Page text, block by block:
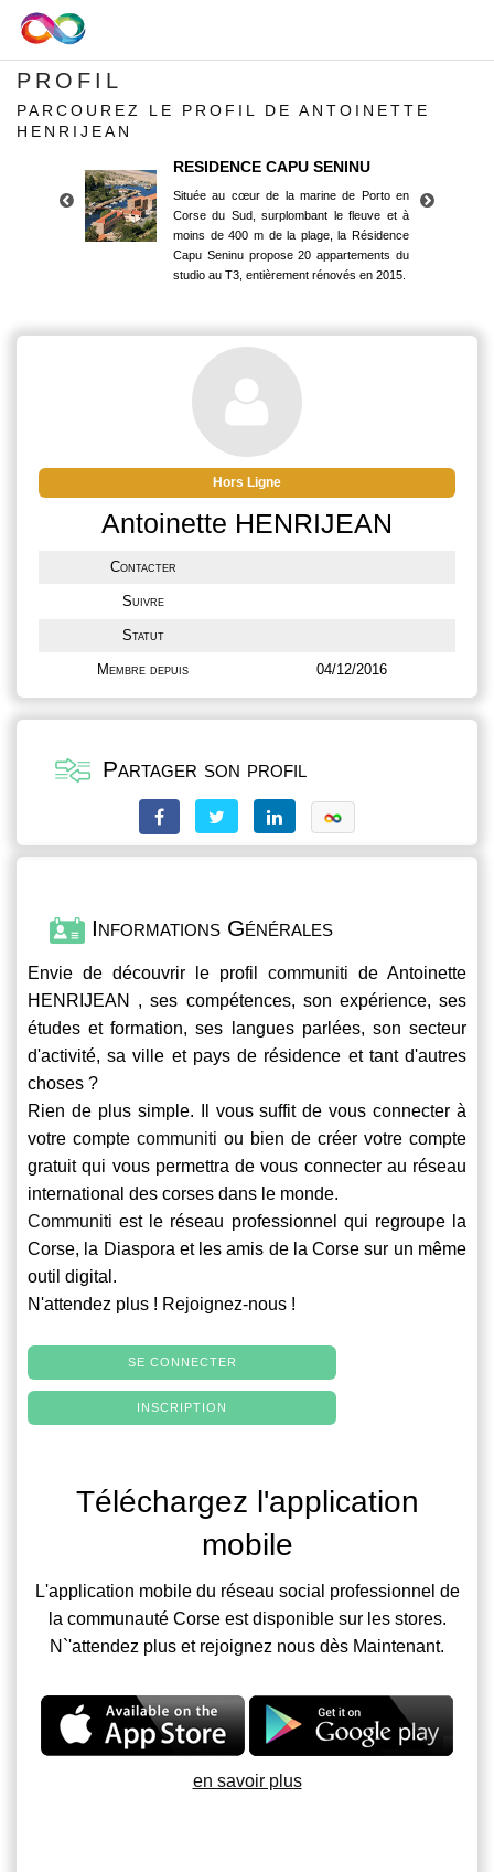
PROFIL
PARCOUREZ LE PROFIL DE ANTOINETTE
HENRIJEAN
RESIDENCE CAPU SENINU
Située au cœur de la marine de Porto en
Corse du Sud, surplombant le fleuve et à
moins de 400 m de la plage, la Résidence
Capu Seninu propose 20 appartements du
studio au T3, entièrement rénovés en 2015.
Corse du Sud, surplombant le fleuve et à
moins de 400 m de la plage, la Résidence
Capu Seninu propose 20 appartements du
studio au T3, entièrement rénovés en 2015.
Hors Ligne
Antoinette HENRIJEAN
Contacter
Suivre
Statut
Membre depuis 04/12/2016
Partager son profil
Informations Générales
Envie de découvrir le profil communiti de Antoinette
HENRIJEAN , ses compétences, son expérience, ses
études et formation, ses langues parlées, son secteur
d'activité, sa ville et pays de résidence et tant d'autres
choses ?
Rien de plus simple. Il vous suffit de vous connecter à
votre compte communiti ou bien de créer votre compte
gratuit qui vous permettra de vous connecter au réseau
international des corses dans le monde.
Communiti est le réseau professionnel qui regroupe la
Corse, la Diaspora et les amis de la Corse sur un même
outil digital.
N'attendez plus ! Rejoignez-nous !
SE CONNECTER
INSCRIPTION
Téléchargez l'application
mobile
L'application mobile du réseau social professionnel de
la communauté Corse est disponible sur les stores.
N`'attendez plus et rejoignez nous dès Maintenant.
en savoir plus